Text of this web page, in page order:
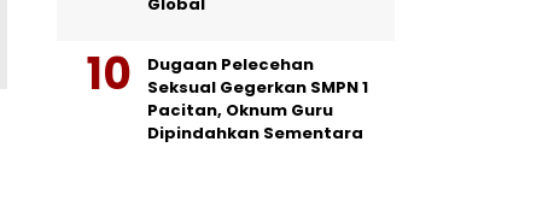
Dugaan Pelecehan
Seksual Gegerkan SMPN 1
Pacitan, Oknum Guru
Dipindahkan Sementara